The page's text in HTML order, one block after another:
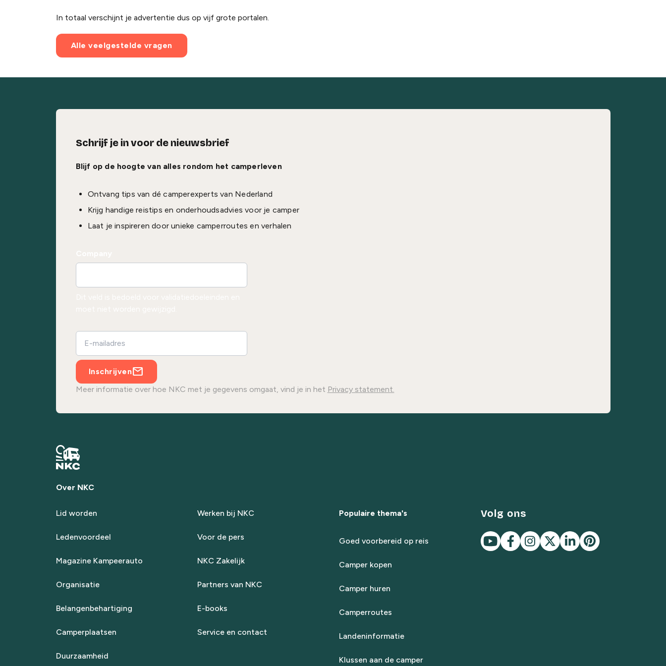
In totaal verschijnt je advertentie dus op vijf grote portalen.
Alle veelgestelde vragen
Schrijf je in voor de nieuwsbrief
Blijf op de hoogte van alles rondom het camperleven
Ontvang tips van dé camperexperts van Nederland
Krijg handige reistips en onderhoudsadvies voor je camper
Laat je inspireren door unieke camperroutes en verhalen
Inschrijven
Meer informatie over hoe NKC met je gegevens omgaat, vind je in het Privacy statement.
Over NKC
Lid worden
Ledenvoordeel
Magazine Kampeerauto
Organisatie
Belangenbehartiging
Camperplaatsen
Duurzaamheid
Werken bij NKC
Voor de pers
NKC Zakelijk
Partners van NKC
E-books
Service en contact
Populaire thema's
Goed voorbereid op reis
Camper kopen
Camper huren
Camperroutes
Landeninformatie
Klussen aan de camper
Volg ons